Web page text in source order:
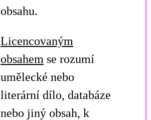
obsahu.
Licencovaným
obsahem se rozumí
umělecké nebo
literární dílo, databáze
nebo jiný obsah, k